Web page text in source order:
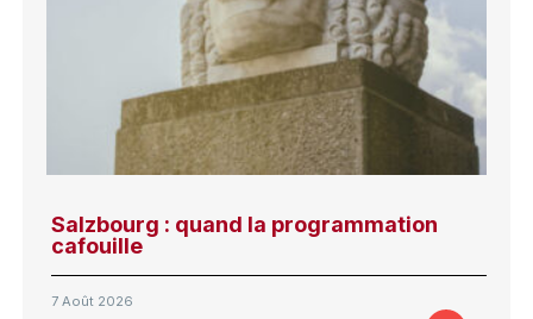
Salzbourg : quand la programmation
cafouille
7 Août 2026